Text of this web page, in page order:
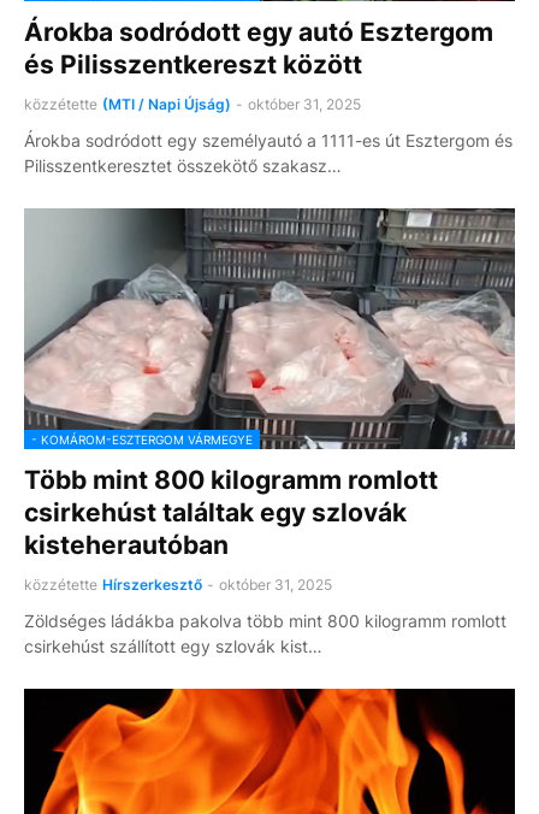
Árokba sodródott egy autó Esztergom
és Pilisszentkereszt között
közzétette (MTI / Napi Újság) - október 31, 2025
Árokba sodródott egy személyautó a 1111-es út Esztergom és
Pilisszentkeresztet összekötő szakasz…
- KOMÁROM-ESZTERGOM VÁRMEGYE
Több mint 800 kilogramm romlott
csirkehúst találtak egy szlovák
kisteherautóban
közzétette Hírszerkesztő - október 31, 2025
Zöldséges ládákba pakolva több mint 800 kilogramm romlott
csirkehúst szállított egy szlovák kist…